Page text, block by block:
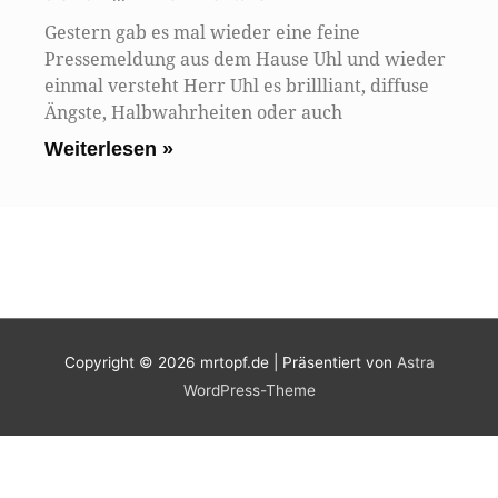
Gestern gab es mal wieder eine feine
Pressemeldung aus dem Hause Uhl und wieder
einmal versteht Herr Uhl es brillliant, diffuse
Ängste, Halbwahrheiten oder auch
Weiterlesen »
Copyright © 2026 mrtopf.de| Präsentiert von Astra
WordPress-Theme